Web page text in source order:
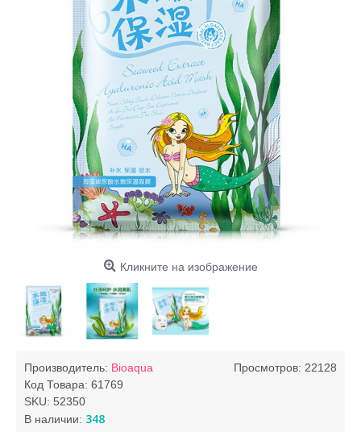
Кликните на изображение
Просмотров: 22128
Производитель: Bioaqua
Код Товара: 61769
SKU: 52350
В наличии: 348